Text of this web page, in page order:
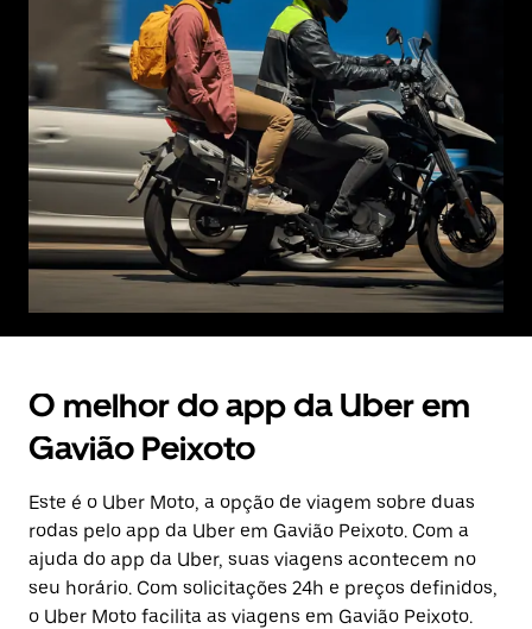
O melhor do app da Uber em
Gavião Peixoto
Este é o Uber Moto, a opção de viagem sobre duas
rodas pelo app da Uber em Gavião Peixoto. Com a
ajuda do app da Uber, suas viagens acontecem no
seu horário. Com solicitações 24h e preços definidos,
o Uber Moto facilita as viagens em Gavião Peixoto.